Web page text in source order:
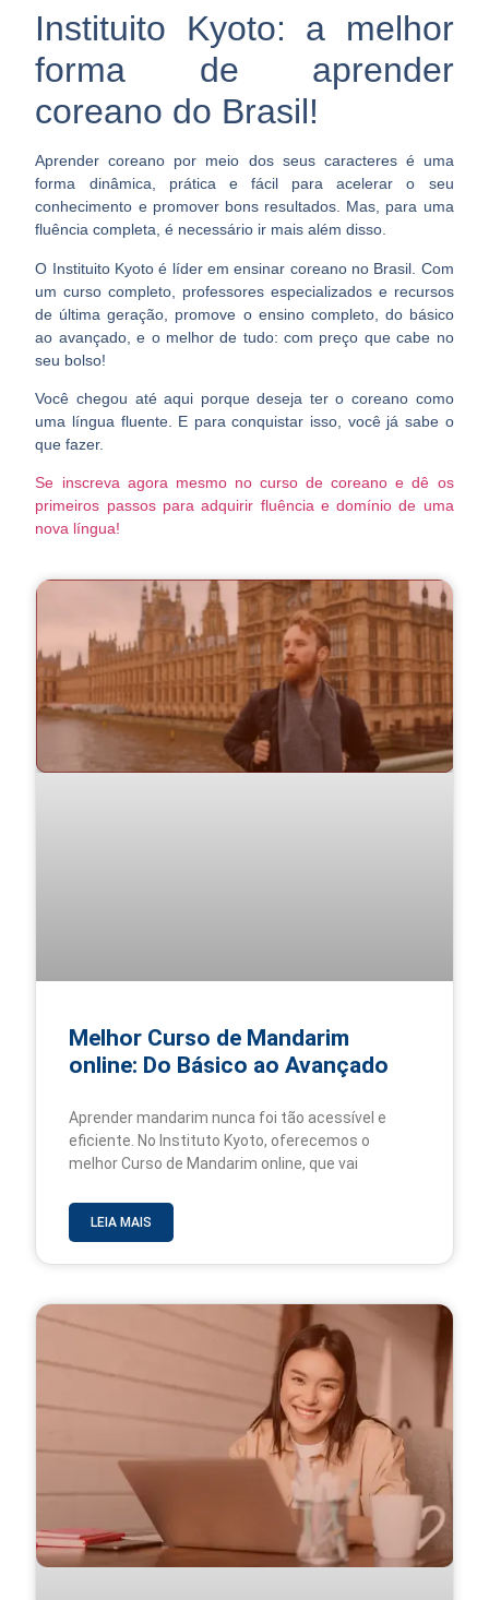
Instituito Kyoto: a melhor
forma de aprender
coreano do Brasil!
Aprender coreano por meio dos seus caracteres é uma
forma dinâmica, prática e fácil para acelerar o seu
conhecimento e promover bons resultados. Mas, para uma
fluência completa, é necessário ir mais além disso.
O Instituito Kyoto é líder em ensinar coreano no Brasil . Com
um curso completo, professores especializados e recursos
de última geração, promove o ensino completo, do básico
ao avançado, e o melhor de tudo: com preço que cabe no
seu bolso!
Você chegou até aqui porque deseja ter o coreano como
uma língua fluente. E para conquistar isso, você já sabe o
que fazer.
Se inscreva agora mesmo no curso de coreano e dê os
primeiros passos para adquirir fluência e domínio de uma
nova língua!
Melhor Curso de Mandarim
online: Do Básico ao Avançado
Aprender mandarim nunca foi tão acessível e
eficiente. No Instituto Kyoto, oferecemos o
melhor Curso de Mandarim online, que vai
LEIA MAIS